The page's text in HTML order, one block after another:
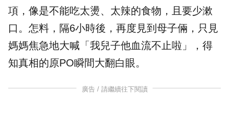
項 ，像是不能吃太燙、太辣的食物，且要少漱
口。怎料，隔6小時後，再度見到母子倆，只見
媽媽焦急地大喊「我兒子他血流不止啦」，得
知真相的原PO瞬間大翻白眼。
廣告 / 請繼續往下閱讀